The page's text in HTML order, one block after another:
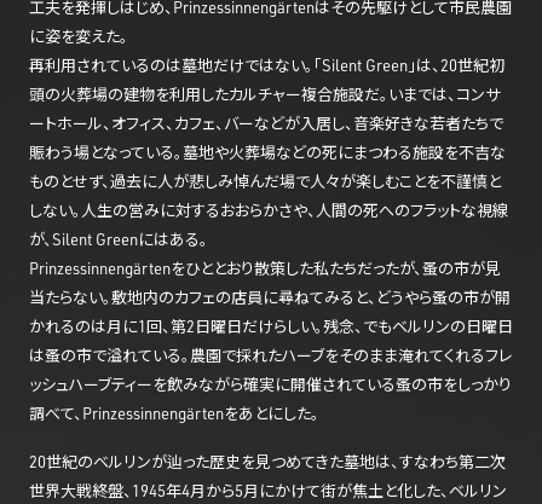
工夫を発揮しはじめ、Prinzessinnengärtenはその先駆けとして市民農園
に姿を変えた。
再利用されているのは墓地だけではない。「Silent Green」は、20世紀初
頭の火葬場の建物を利用したカルチャー複合施設だ。いまでは、コンサ
ートホール、オフィス、カフェ、バーなどが入居し、音楽好きな若者たちで
賑わう場となっている。墓地や火葬場などの死にまつわる施設を不吉な
ものとせず、過去に人が悲しみ悼んだ場で人々が楽しむことを不謹慎と
しない。人生の営みに対するおおらかさや、人間の死へのフラットな視線
が、Silent Greenにはある。
Prinzessinnengärtenをひととおり散策した私たちだったが、蚤の市が見
当たらない。敷地内のカフェの店員に尋ねてみると、どうやら蚤の市が開
かれるのは月に1回、第2日曜日だけらしい。残念、でもベルリンの日曜日
は蚤の市で溢れている。農園で採れたハーブをそのまま淹れてくれるフレ
ッシュハーブティーを飲みながら確実に開催されている蚤の市をしっかり
調べて、Prinzessinnengärtenをあとにした。
20世紀のベルリンが辿った歴史を見つめてきた墓地は、すなわち第二次
世界大戦終盤、1945年4月から5月にかけて街が焦土と化した、ベルリン